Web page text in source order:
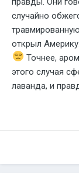
случайно
открыл Америку.
Точнее,
этого случая
лаванда, и